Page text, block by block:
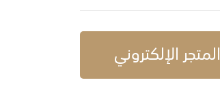
المتجر الإلكتروني